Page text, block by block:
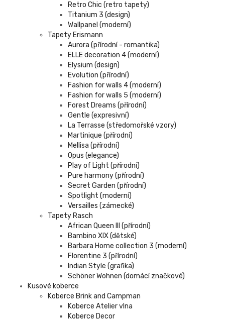
Retro Chic (retro tapety)
Titanium 3 (design)
Wallpanel (moderní)
Tapety Erismann
Aurora (přírodní - romantika)
ELLE decoration 4 (moderní)
Elysium (design)
Evolution (přírodní)
Fashion for walls 4 (moderní)
Fashion for walls 5 (moderní)
Forest Dreams (přírodní)
Gentle (expresivní)
La Terrasse (středomořské vzory)
Martinique (přírodní)
Mellisa (přírodní)
Opus (elegance)
Play of Light (přírodní)
Pure harmony (přírodní)
Secret Garden (přírodní)
Spotlight (moderní)
Versailles (zámecké)
Tapety Rasch
African Queen III (přírodní)
Bambino XIX (dětské)
Barbara Home collection 3 (moderní)
Florentine 3 (přírodní)
Indian Style (grafika)
Schöner Wohnen (domácí značkové)
Kusové koberce
Koberce Brink and Campman
Koberce Atelier vlna
Koberce Decor